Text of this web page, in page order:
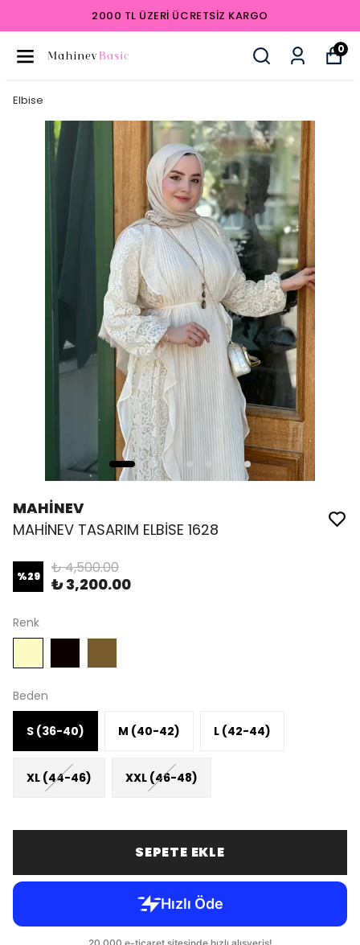
2000 TL ÜZERI ÜCRETSIZ KARGO
0
Elbise
MAHİNEV
MAHİNEV TASARIM ELBİSE 1628
%29 ₺ 4,500.00
₺ 3,200.00
Renk
Beden
S (36-40) M (40-42) L (42-44)
XL (44-46) XXL (46-48)
SEPETE EKLE